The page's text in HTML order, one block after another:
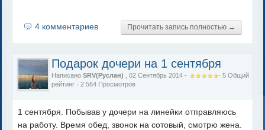
Прочитать запись полностью →
4 комментариев
Подарок дочери на 1 сентября
НаписаноSRV(Руслан) , 02 Сентябрь 2014 - ·5 Общий
рейтинг · 2 564 Просмотров
1 сентября. Побывав у дочери на линейки отправляюсь
на работу. Время обед, звонок на сотовый, смотрю жена.